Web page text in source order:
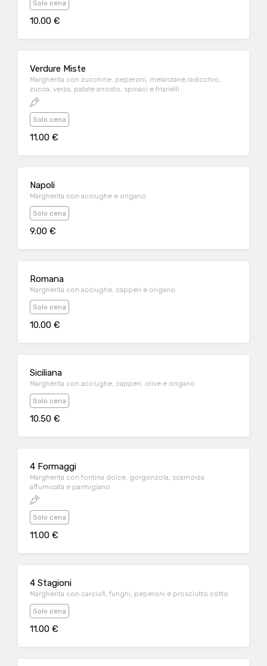
Solo cena
10.00 €
Verdure Miste
Margherita con zucchine, peperoni, melanzane,radicchio,
zucca, verza, patate arrosto, spinaci e friarielli
Solo cena
11.00 €
Napoli
Margherita con acciughe e origano
Solo cena
9.00 €
Romana
Margherita con acciughe, capperi e origano
Solo cena
10.00 €
Siciliana
Margherita con acciughe, capperi, olive e origano
Solo cena
10.50 €
4 Formaggi
Margherita con fontina dolce, gorgonzola, scamorza
affumicata e parmigiano
Solo cena
11.00 €
4 Stagioni
Margherita con carciofi, funghi, peperoni e prosciutto cotto
Solo cena
11.00 €